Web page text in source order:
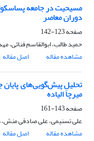
مسیحیت در جامعه
دوران معاصر
صفحه123-142
حمید طالب، ابوالقاسم فنائی،
مشاهده مقاله
اصل مقاله
تحلیلِ پیش‌گویی‌های
میرچا الیاده
صفحه143-161
علی تسنیمی، علی صادقی
مشاهده مقاله
اصل مقاله